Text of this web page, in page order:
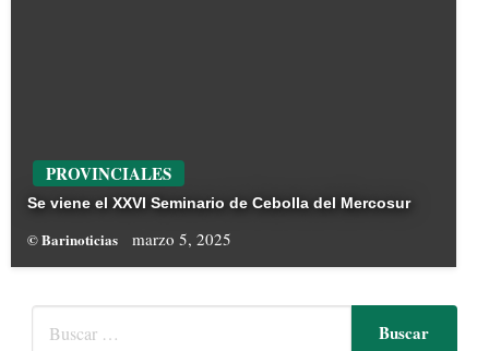
PROVINCIALES
Se viene el XXVI Seminario de Cebolla del Mercosur
© Barinoticias marzo 5, 2025